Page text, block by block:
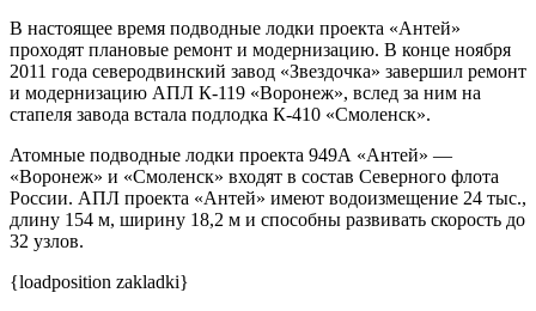
В настоящее время подводные лодки проекта «Антей»
проходят плановые ремонт и модернизацию. В конце ноября
2011 года северодвинский завод «Звездочка» завершил ремонт
и модернизацию АПЛ К-119 «Воронеж», вслед за ним на
стапеля завода встала подлодка К-410 «Смоленск».
Атомные подводные лодки проекта 949А «Антей» —
«Воронеж» и «Смоленск» входят в состав Северного флота
России. АПЛ проекта «Антей» имеют водоизмещение 24 тыс.,
длину 154 м, ширину 18,2 м и способны развивать скорость до
32 узлов.
{loadposition zakladki}